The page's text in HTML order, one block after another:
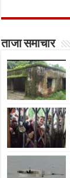
ताजा समाचार